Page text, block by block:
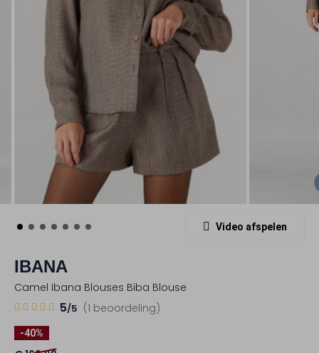
Video afspelen
IBANA
Camel Ibana Blouses Biba Blouse
(1 beoordeling)
5/5
15
Sterren
-40%